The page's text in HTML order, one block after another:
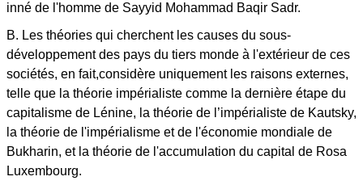
inné de l'homme de Sayyid Mohammad Baqir Sadr.
B. Les théories qui cherchent les causes du sous-
développement des pays du tiers monde à l'extérieur de ces
sociétés, en fait,considère uniquement les raisons externes,
telle que la théorie impérialiste comme la dernière étape du
capitalisme de Lénine, la théorie de l’impérialiste de Kautsky,
la théorie de l'impérialisme et de l'économie mondiale de
Bukharin, et la théorie de l'accumulation du capital de Rosa
Luxembourg.